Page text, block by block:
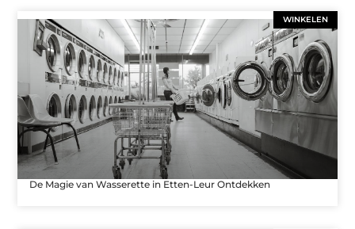
WINKELEN
De Magie van Wasserette in Etten-Leur Ontdekken